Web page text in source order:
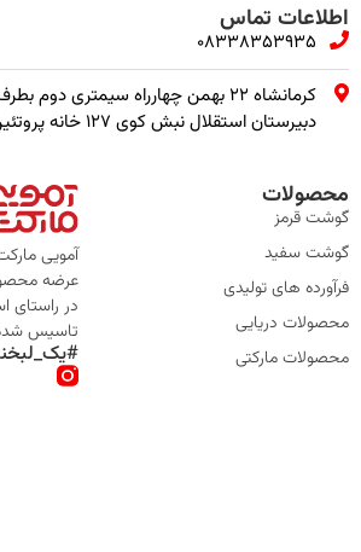
اطلاعات تماس
08338353935
کرمانشاه ۲۲ بهمن چهارراه سیمتری
دبیرستان استقلال نبش کوی ۱۲۷ خانه پروتئین آمویی
محصولات
گوشت قرمز
گوشت سفید
فرآورده های تولیدی
محصولات دریایی
محصولات مارکتی
عرضه
در راستای
تاسیس